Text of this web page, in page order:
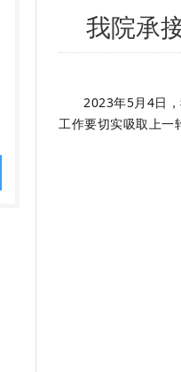
我院承
2023年5月4日
工作要切实吸取上一